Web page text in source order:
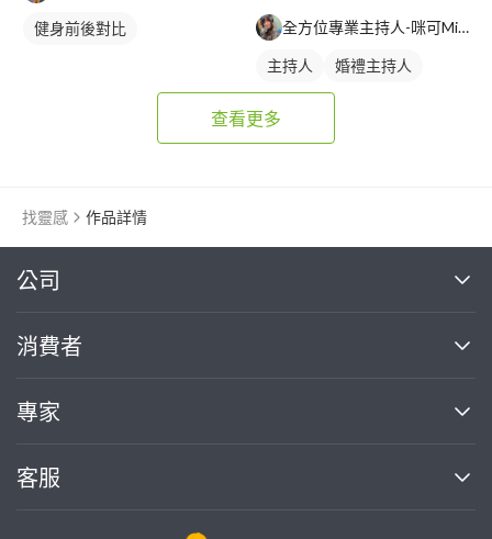
健身前後對比 全方位專業主持人-咪可Miko
主持人 婚禮主持人
查看更多
找靈感 作品詳情
公司
關於我們
部落格
加入我們
消費者
買服務
熱門服務
專家
案件中心
客服
繼續完成